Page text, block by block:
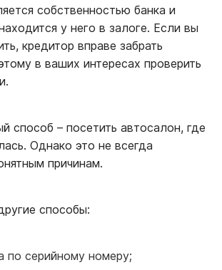
собственностью банка и
у него в залоге. Если вы
кредитор вправе забрать
в ваших интересах проверить
способ – посетить автосалон, где
Однако это не всегда
причинам.
способы:
по серийному номеру;